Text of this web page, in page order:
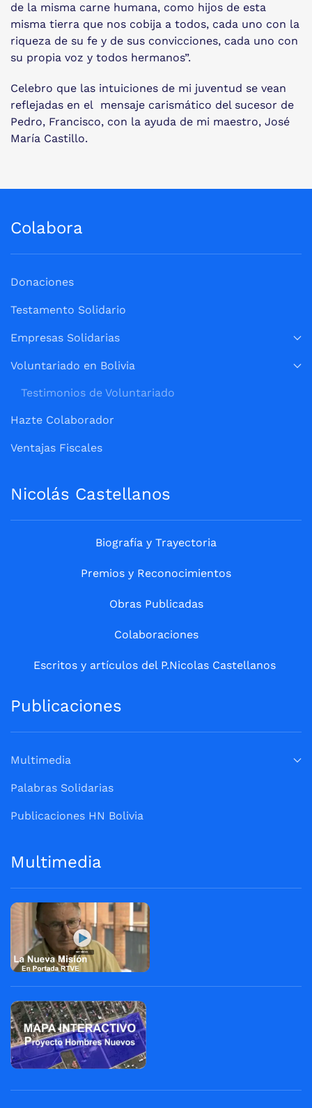
de la misma carne humana, como hijos de esta
misma tierra que nos cobija a todos, cada uno con la
riqueza de su fe y de sus convicciones, cada uno con
su propia voz y todos hermanos”.
Celebro que las intuiciones de mi juventud se vean
reflejadas en el mensaje carismático del sucesor de
Pedro, Francisco, con la ayuda de mi maestro, José
María Castillo.
Colabora
Donaciones
Testamento Solidario
Empresas Solidarias
Voluntariado en Bolivia
Testimonios de Voluntariado
Hazte Colaborador
Ventajas Fiscales
Nicolás Castellanos
Biografía y Trayectoria
Premios y Reconocimientos
Obras Publicadas
Colaboraciones
Escritos y artículos del P.Nicolas Castellanos
Publicaciones
Multimedia
Palabras Solidarias
Publicaciones HN Bolivia
Multimedia